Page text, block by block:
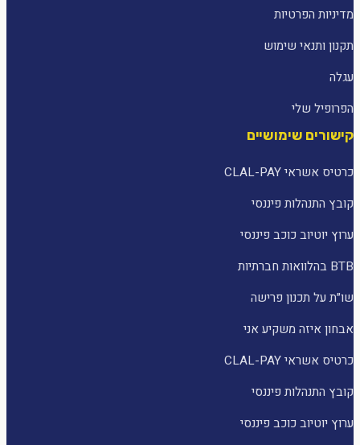
מדיניות הפרטיות
תקנון ותנאי שימוש
עגלה
הפרופיל שלי
קישורים שימושיים
כרטיס אשראי CLAL-PAY
קובץ התנהלות פיננסי
ערוץ יוטיוב כוכב פיננסי
BTB בהלוואות חברתיות
שו״ת על תכנון פרישה
אבחון איזה משקיע אני
כרטיס אשראי CLAL-PAY
קובץ התנהלות פיננסי
ערוץ יוטיוב כוכב פיננסי